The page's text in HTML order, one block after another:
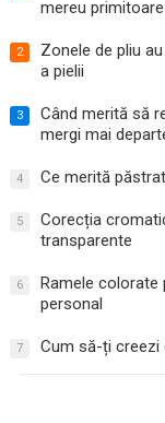
mereu primitoare
2
Zonele de pliu
a pielii
3
Când merită să
mergi mai
4 Ce merită
5
Corecția
transparente
6
Ramele colorate
personal
7 Cum să-ți creezi